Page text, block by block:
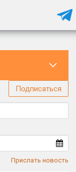
Подписаться
Прислать новость